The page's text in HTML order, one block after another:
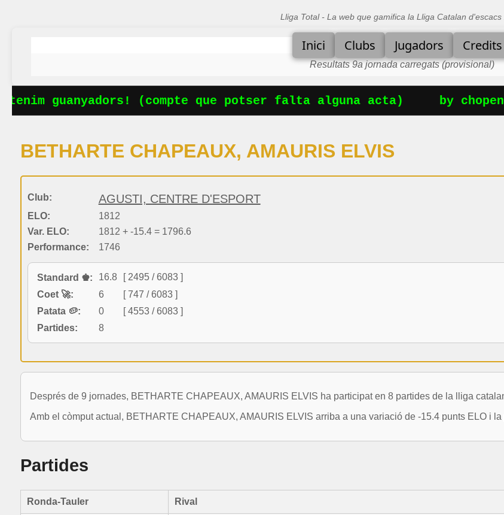
Lliga Total - La web que gamifica la Lliga Catalan d'escacs
Inici Clubs Jugadors Credits
Resultats 9a jornada carregats (provisional)
guanyadors! (compte que potser falta alguna acta) by
BETHARTE CHAPEAUX, AMAURIS ELVIS
Club: AGUSTI, CENTRE D'ESPORT
ELO:
1812
Var. ELO:
1812 + -15.4 = 1796.6
Performance:
1746
Standard ♚: 16.8
[ 2495 / 6083 ]
Coet 🚀:
6
[ 747 / 6083 ]
Patata 🥔:
0
[ 4553 / 6083 ]
Partides:
8
Després de 9 jornades, BETHARTE CHAPEAUX, AMAURIS ELVIS ha participat en 8 partides de la lliga
Amb el còmput actual, BETHARTE CHAPEAUX, AMAURIS ELVIS arriba a una variació de -15.4 punts ELO i
Partides
Ronda-Tauler Rival